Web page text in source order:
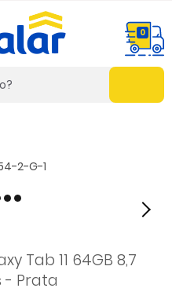
0
Tab 11 64GB 8,7
- Prata